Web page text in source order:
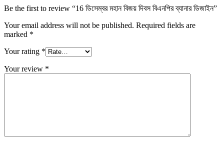
Be the first to review “16 ডিসেম্বর মহান বিজয় দিবস বিএনপির ব্যানার ডিজাইন”
Your email address will not be published. Required fields are
marked *
Your rating *
Your review *